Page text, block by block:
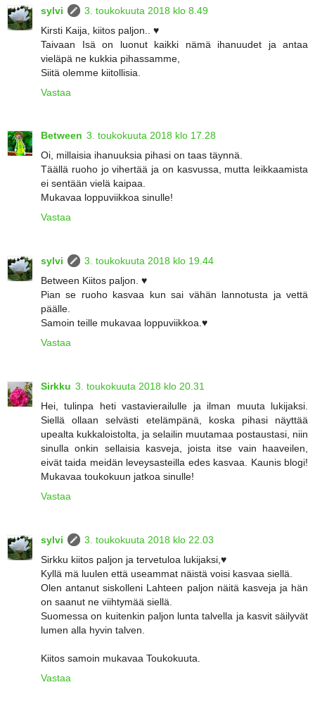
sylvi
3. toukokuuta 2018 klo 8.49
Kirsti Kaija, kiitos paljon.. ♥
Taivaan Isä on luonut kaikki nämä ihanuudet ja antaa
vieläpä ne kukkia pihassamme,
Siitä olemme kiitollisia.
Vastaa
Between 3. toukokuuta 2018 klo 17.28
Oi, millaisia ihanuuksia pihasi on taas täynnä.
Täällä ruoho jo vihertää ja on kasvussa, mutta leikkaamista
ei sentään vielä kaipaa.
Mukavaa loppuviikkoa sinulle!
Vastaa
sylvi
3. toukokuuta 2018 klo 19.44
Between Kiitos paljon. ♥
Pian se ruoho kasvaa kun sai vähän lannotusta ja vettä
päälle.
Samoin teille mukavaa loppuviikkoa.♥
Vastaa
Sirkku 3. toukokuuta 2018 klo 20.31
Hei, tulinpa heti vastavierailulle ja ilman muuta lukijaksi.
Siellä ollaan selvästi etelämpänä, koska pihasi näyttää
upealta kukkaloistolta, ja selailin muutamaa postaustasi, niin
sinulla onkin sellaisia kasveja, joista itse vain haaveilen,
eivät taida meidän leveysasteilla edes kasvaa. Kaunis blogi!
Mukavaa toukokuun jatkoa sinulle!
Vastaa
sylvi
3. toukokuuta 2018 klo 22.03
Sirkku kiitos paljon ja tervetuloa lukijaksi,♥
Kyllä mä luulen että useammat näistä voisi kasvaa siellä.
Olen antanut siskolleni Lahteen paljon näitä kasveja ja hän
on saanut ne viihtymää siellä.
Suomessa on kuitenkin paljon lunta talvella ja kasvit säilyvät
lumen alla hyvin talven.
Kiitos samoin mukavaa Toukokuuta.
Vastaa